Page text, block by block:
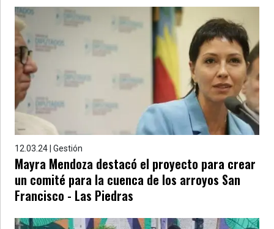
12.03.24 | Gestión
Mayra Mendoza destacó el proyecto para crear
un comité para la cuenca de los arroyos San
Francisco - Las Piedras